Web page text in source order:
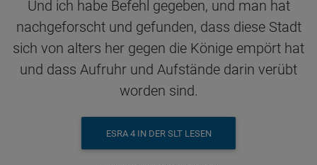
Und ich habe Befehl gegeben, und man hat
nachgeforscht und gefunden, dass diese Stadt
sich von alters her gegen die Könige empört hat
und dass Aufruhr und Aufstände darin verübt
worden sind.
ESRA 4 IN DER SLT LESEN